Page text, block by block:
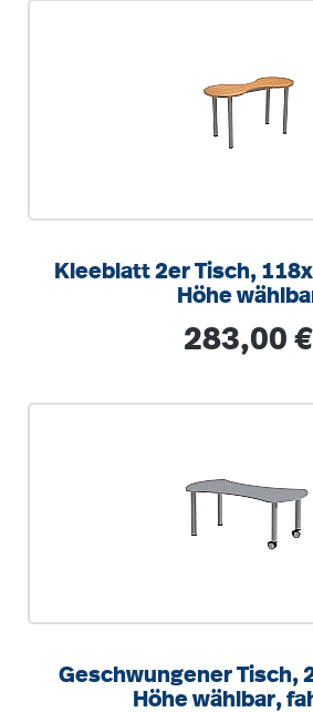
Kleeblatt 2er Tisch,
Höhe
Regulärer
283,00 €
Geschwungener Tisch,
Höhe wählbar,